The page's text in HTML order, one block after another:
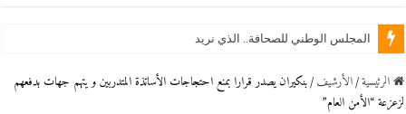
المجلس الوطني للصحافة.. الذي نريد
الرئيسية / اﻷرشيف / بنكيران يصدر قرارا بمنع احتجاجات الأساتذة المتدربين و يتهم جهات بدفعهم
لزعزعة “الأمن العام”